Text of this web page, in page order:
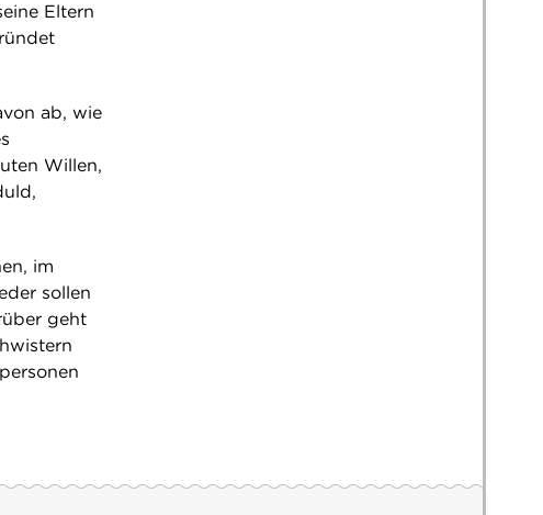
Eltern
ab, wie
Willen,
im
sollen
geht